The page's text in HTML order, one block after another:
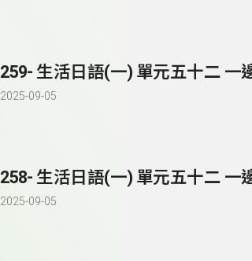
259- 生活日語(一) 單元五十二 一
2025-09-05
258- 生活日語(一) 單元五十二 一
2025-09-05